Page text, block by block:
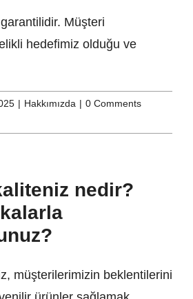
Müşteri
hedefimiz olduğu ve
| Hakkımızda | 0 Comments
nedir?
müşterilerimizin beklentilerini